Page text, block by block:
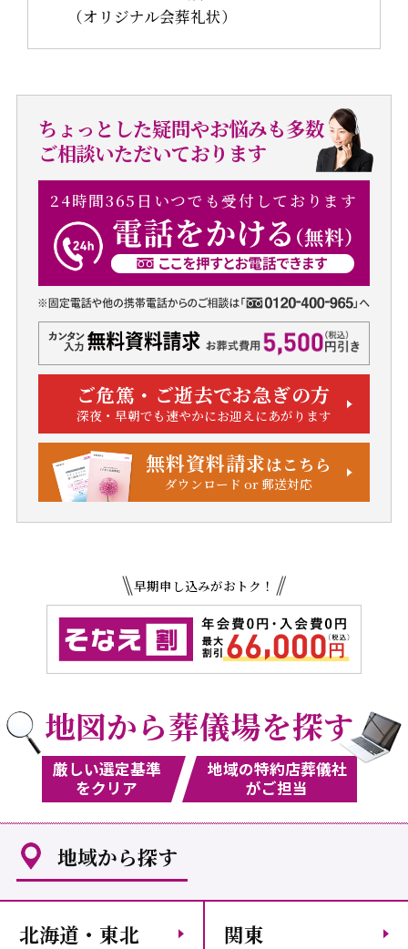
（オリジナル会葬礼状）
ちょっとした疑問やお悩みも多数
ご相談いただいております
24時間365日いつでも受付しております
ご危篤・ご逝去でお急ぎの方
深夜・早朝でも速やかにお迎えにあがります
無料資料請求はこちら
ダウンロード or 郵送対応
早期申し込みがおトク！
地図から葬儀場を探す
厳しい選定基準
をクリア
地域の特約店葬儀社
がご担当
地域から探す
北海道・東北 関東